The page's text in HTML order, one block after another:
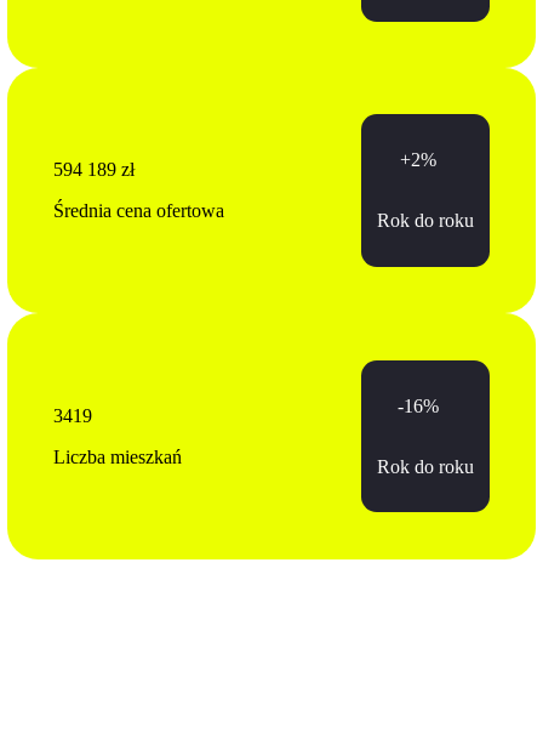
594 189 zł
Średnia cena ofertowa
+2%
Rok do roku
3419
Liczba mieszkań
-16%
Rok do roku